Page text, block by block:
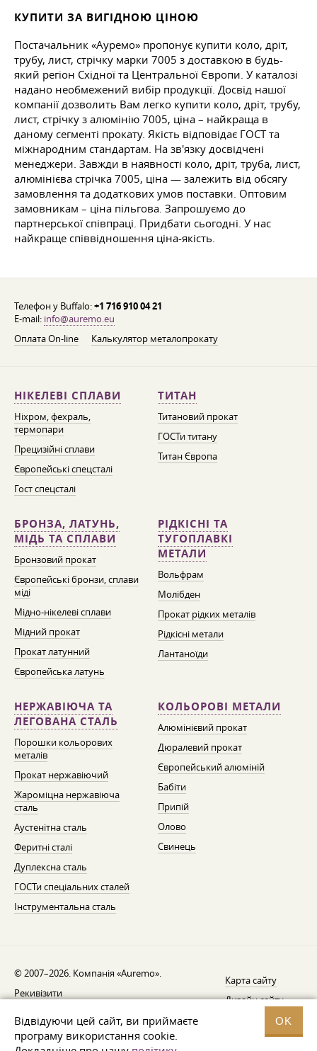
Відвідуючи цей сайт, ви приймаєте
програму використання cookie.
OK
КУПИТИ ЗА ВИГІДНОЮ ЦІНОЮ
Постачальник «Ауремо» пропонує купити коло, дріт,
трубу, лист, стрічку марки 7005 з доставкою в будь-
який регіон Східної та Центральної Європи. У каталозі
надано необмежений вибір продукції. Досвід нашої
компанії дозволить Вам легко купити коло, дріт, трубу,
лист, стрічку з алюмінію 7005, ціна – найкраща в
даному сегменті прокату. Якість відповідає ГОСТ та
міжнародним стандартам. На зв'язку досвідчені
менеджери. Завжди в наявності коло, дріт, труба, лист,
алюмінієва стрічка 7005, ціна — залежить від обсягу
замовлення та додаткових умов поставки. Оптовим
замовникам – ціна пільгова. Запрошуємо до
партнерської співпраці. Придбати сьогодні. У нас
найкраще співвідношення ціна-якість.
Телефон у Buffalo:+1 716 910 04 21
E-mail: info@auremo.eu
Оплата On-line
Калькулятор металопрокату
НІКЕЛЕВІ СПЛАВИ
Ніхром, фехраль,
термопари
Прецизійні сплави
Європейські спецсталі
Гост спецсталі
ТИТАН
Титановий прокат
ГОСТи титану
Титан Європа
БРОНЗА, ЛАТУНЬ,
МІДЬ ТА СПЛАВИ
Бронзовий прокат
Європейські бронзи, сплави
міді
Мідно-нікелеві сплави
Мідний прокат
Прокат латунний
Європейська латунь
РІДКІСНІ ТА
ТУГОПЛАВКІ
МЕТАЛИ
Вольфрам
Молібден
Прокат рідких металів
Рідкісні метали
Лантаноїди
НЕРЖАВІЮЧА ТА
ЛЕГОВАНА СТАЛЬ
Порошки кольорових
металів
Прокат нержавіючий
Жароміцна нержавіюча
сталь
Аустенітна сталь
Феритні сталі
Дуплексна сталь
ГОСТи спеціальних сталей
Інструментальна сталь
КОЛЬОРОВІ МЕТАЛИ
Алюмінієвий прокат
Дюралевий прокат
Європейський алюміній
Бабіти
Припій
Олово
Свинець
© 2007–2026. Компанія «Auremo».
Рекивізити
Повідомлення про відкликання
Карта сайту
Дизайн сайту —